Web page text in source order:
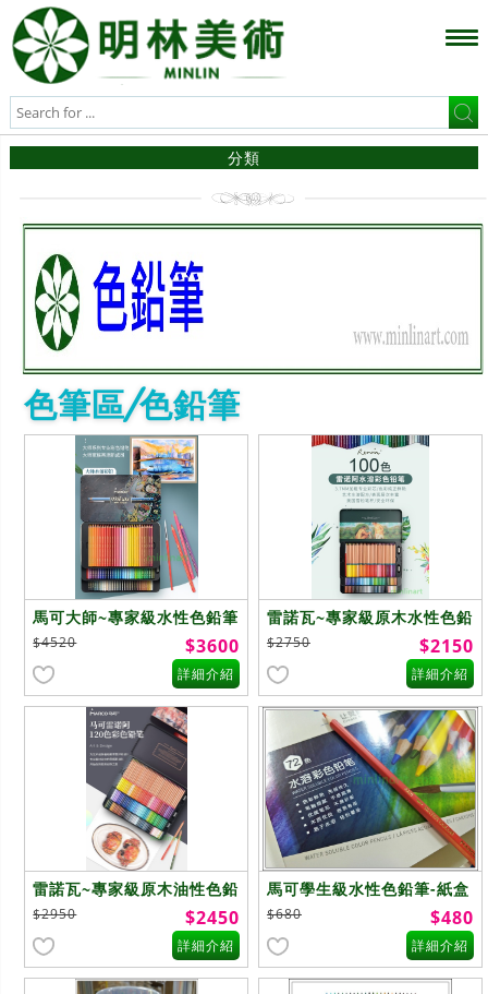
分類
色筆區/色鉛筆
馬可大師~專家級水性色鉛筆
~100色
$4520 $3600
詳細介紹
雷諾瓦~專家級原木水性色鉛
筆~100色
$2750 $2150
詳細介紹
雷諾瓦~專家級原木油性色鉛
筆~120色
$2950 $2450
詳細介紹
馬可學生級水性色鉛筆-紙盒
~72色
$680 $480
詳細介紹